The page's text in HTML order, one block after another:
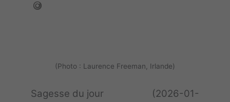
(Photo : Laurence Freeman, Irlande)
Sagesse du jour (2026-01-